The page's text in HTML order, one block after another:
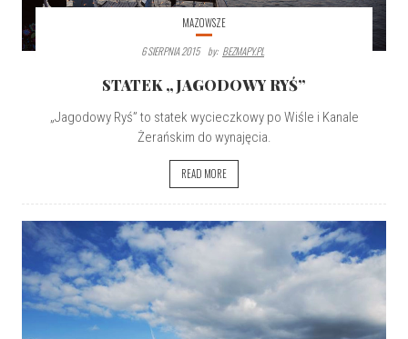
MAZOWSZE
6 SIERPNIA 2015 By: BEZMAPY.PL
STATEK „JAGODOWY RYŚ”
„Jagodowy Ryś” to statek wycieczkowy po Wiśle i Kanale
Żerańskim do wynajęcia.
READ MORE